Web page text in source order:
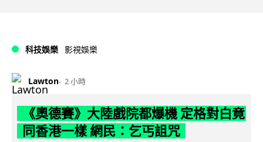
科技娛樂 影視娛樂
Lawton 2 小時
《奧德賽》大陸戲院都爆機 定格對白竟
同香港一樣 網民：乞丐詛咒